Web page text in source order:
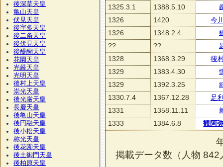
1325.3.1
1388.5.10
1326 1420
今
1326
1348.2.4
?? ??
1328 1368.3.29
後
1329
1383.4.30
1329 1392.3.25
1330.7.4 1367.12.28
足
1331
1358.11.11
1333 1384.6.8 観阿
掲載データ数（人物842
後深草天皇
亀山天皇
伏見天皇
後宇多天皇
後二条天皇
後伏見天皇
後醍醐天皇
花園天皇
光厳天皇
光明天皇
後村上天皇
崇光天皇
後光厳天皇
長慶天皇
後亀山天皇
後円融天皇
後小松天皇
称光天皇
後花園天皇
後土御門天皇
後柏原天皇